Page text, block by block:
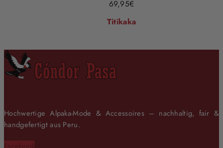
69,95€
Titikaka
Hochwertige Alpaka-Mode & Accessoires – nachhaltig, fair &
handgefertigt aus Peru.
Facebook